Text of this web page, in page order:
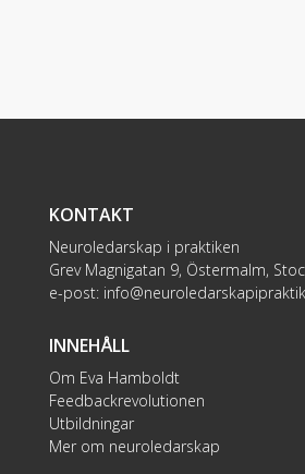
KONTAKT
Neuroledarskap i praktiken
Grev Magnigatan 9, Östermalm,
e-post:
INNEHÅLL
Om Eva Hamboldt
Feedbackrevolutionen
Utbildningar
Mer om neuroledarskap